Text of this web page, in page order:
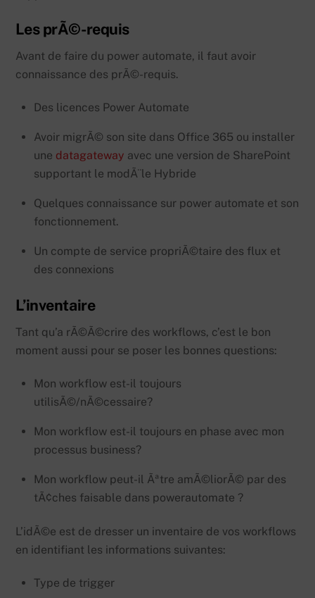
Les prÃ©-requis
Avant de faire du power automate, il faut avoir
connaissance des prÃ©-requis.
Des licences Power Automate
Avoir migrÃ© son site dans Office 365 ou installer
une datagateway avec une version de SharePoint
supportant le modÃ¨le Hybride
Quelques connaissance sur power automate et son
fonctionnement.
Un compte de service propriÃ©taire des flux et
des connexions
L’inventaire
Tant qu’a rÃ©Ã©crire des workflows, c’est le bon
moment aussi pour se poser les bonnes questions:
Mon workflow est-il toujours
utilisÃ©/nÃ©cessaire?
Mon workflow est-il toujours en phase avec mon
processus business?
Mon workflow peut-il Ãªtre amÃ©liorÃ© par des
tÃ¢ches faisable dans powerautomate ?
L’idÃ©e est de dresser un inventaire de vos workflows
en identifiant les informations suivantes:
Type de trigger